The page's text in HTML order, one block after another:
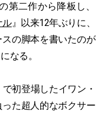
第二作から降板し、
ル』以来12年ぶりに、
の脚本を書いたのが
なる。
初登場したイワン・
た超人的なボクサー